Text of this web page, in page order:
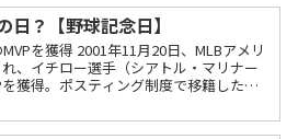
日？【野球記念日】
を獲得 2001年11月20日、MLBアメリ
、イチロー選手（シアトル・マリナー
獲得。ポスティング制度で移籍した初